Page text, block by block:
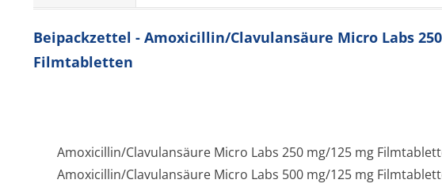
Beipackzettel - Amoxicillin/Clavulansäure Micro Labs
Filmtabletten
Amoxicillin/Clavulansäure Micro Labs 250 mg/125 mg
Amoxicillin/Clavulansäure Micro Labs 500 mg/125 mg